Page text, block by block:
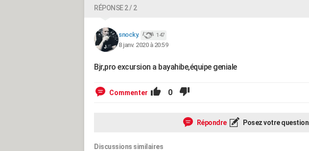
RÉPONSE 2 / 2
snocky. 147
8 janv. 2020 à 20:59
Bjr,pro excursion a bayahibe,équipe geniale
Commenter 0
Répondre Posez votre question
Discussions similaires